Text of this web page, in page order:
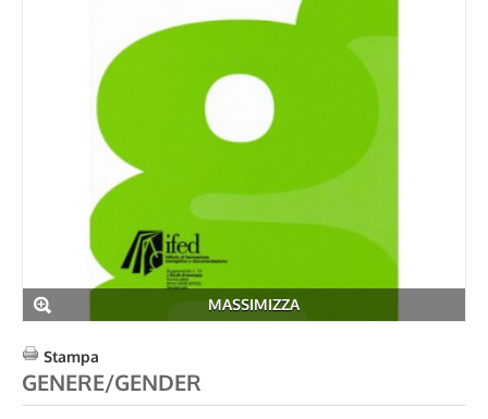
MASSIMIZZA
Stampa
GENERE/GENDER